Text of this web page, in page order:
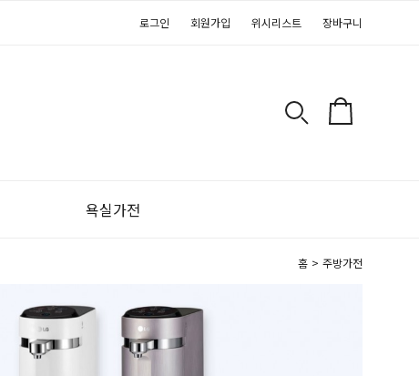
로그인 회원가입 위시리스트 장바구니
욕실가전
홈 > 주방가전